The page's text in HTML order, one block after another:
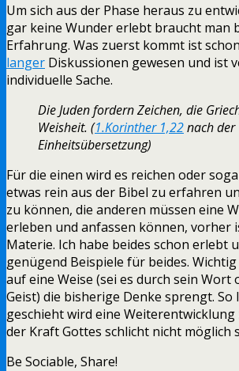
Um sich aus der Phase heraus zu
gar keine Wunder erlebt braucht man
Erfahrung. Was zuerst kommt ist
langer Diskussionen gewesen und ist
individuelle Sache.
Die Juden fordern Zeichen, die
Weisheit. (1.Korinther 1,22nach der
Einheitsübersetzung)
Für die einen wird es reichen oder
etwas rein aus der Bibel zu erfahren
zu können, die anderen müssen eine
erleben und anfassen können, vorher
Materie. Ich habe beides schon erlebt
genügend Beispiele für beides.
auf eine Weise (sei es durch sein Wort
Geist) die bisherige Denke sprengt. So
geschieht wird eine Weiterentwicklung
der Kraft Gottes schlicht nicht möglich
Be Sociable, Share!